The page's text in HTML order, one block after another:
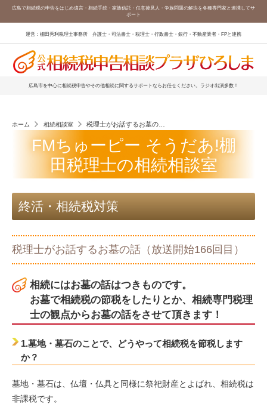
広島で相続税の申告をはじめ遺言・相続手続・家族信託・任意後見人・争族問題の解決を各種専門家と連携してサ
ポート
運営：棚田秀利税理士事務所 弁護士・司法書士・税理士・行政書士・銀行・不動産業者・FPと連携
広島市を中心に相続税申告やその他相続に関するサポートならお任せください。ラジオ出演多数！
ホーム 相続相談室 税理士がお話するお墓の話（放送開始166回目）
FMちゅーピー そうだあ!棚
田税理士の相続相談室
終活・相続税対策
税理士がお話するお墓の話（放送開始166回目）
相続にはお墓の話はつきものです。
お墓で相続税の節税をしたりとか、相続専門税理
士の観点からお墓の話をさせて頂きます！
1.墓地・墓石のことで、どうやって相続税を節税します
か？
墓地・墓石は、仏壇・仏具と同様に祭祀財産とよばれ、相続税は
非課税です。